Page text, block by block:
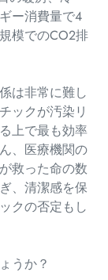
ー消費量で4
模でのCO2排
は非常に難し
ックが汚染リ
上で最も効率
、医療機関の
救った命の数
、清潔感を保
クの否定もし
うか？